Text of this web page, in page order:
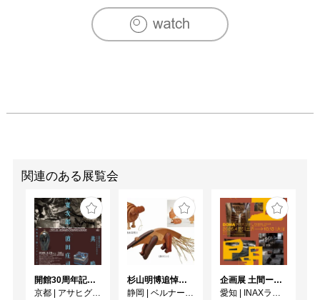
関連のある展覧会
開館30周年記念 山本爲三郎・河井寬次郎没後60年記念 「共鳴 河井寬次郎 × 濱田庄司 ー山本爲三郎コレクションより」
京都 | アサヒグループ大山崎山荘美術館
杉山明博追悼展 木とわたし―木工の妙技と美術教育
静岡 | ベルナール・ビュフェ美術館
企画展 土間ーつくって、つかって、再発見ー
愛知 | INAXライブミュージアム